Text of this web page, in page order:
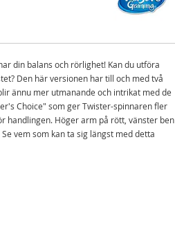
din balans och rörlighet! Kan du utföra
Den här versionen har till och med två
ännu mer utmanande och intrikat med de
Choice" som ger Twister-spinnaren fler
handlingen. Höger arm på rött, vänster ben
vem som kan ta sig längst med detta